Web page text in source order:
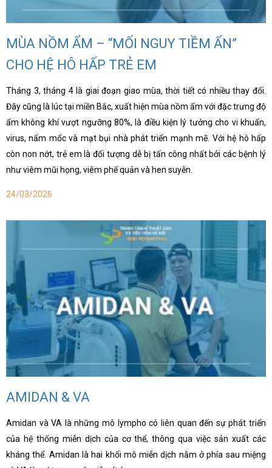
MÙA NỒM ẨM – “MỐI NGUY TIỀM ẨN”
CHO HỆ HÔ HẤP TRẺ EM
Tháng 3, tháng 4 là giai đoạn giao mùa, thời tiết có nhiều thay đổi.
Đây cũng là lúc tại miền Bắc, xuất hiện mùa nồm ẩm với đặc trưng độ
ẩm không khí vượt ngưỡng 80%, là điều kiện lý tưởng cho vi khuẩn,
virus, nấm mốc và mạt bụi nhà phát triển mạnh mẽ. Với hệ hô hấp
còn non nớt, trẻ em là đối tượng dễ bị tấn công nhất bởi các bệnh lý
như viêm mũi họng, viêm phế quản và hen suyễn.
24/03/2026
AMIDAN & VA
Amidan và VA là những mô lympho có liên quan đến sự phát triển
của hệ thống miễn dịch của cơ thể, thông qua việc sản xuất các
kháng thể. Amidan là hai khối mô miễn dịch nằm ở phía sau miệng